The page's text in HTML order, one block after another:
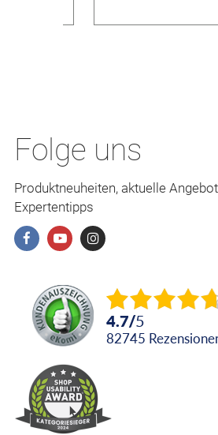
Folge uns
Produktneuheiten, aktuelle
Expertentipps
4.7/5
82745